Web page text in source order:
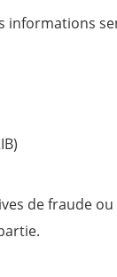
informations
de fraude